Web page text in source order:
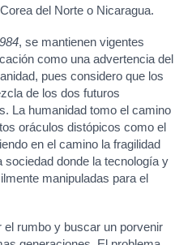
del Norte o Nicaragua.
, se mantienen vigentes
como una advertencia del
pues considero que los
de los dos futuros
La humanidad tomo el camino
oráculos distópicos como el
en el camino la fragilidad
sociedad donde la tecnología y
manipuladas para el
rumbo y buscar un porvenir